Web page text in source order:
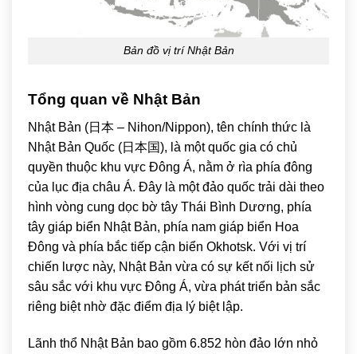
Bản đồ vị trí Nhật Bản
Tổng quan về Nhật Bản
Nhật Bản (日本 – Nihon/Nippon), tên chính thức là
Nhật Bản Quốc (日本国), là một quốc gia có chủ
quyền thuộc khu vực Đông Á, nằm ở rìa phía đông
của lục địa châu Á. Đây là một đảo quốc trải dài theo
hình vòng cung dọc bờ tây Thái Bình Dương, phía
tây giáp biển Nhật Bản, phía nam giáp biển Hoa
Đông và phía bắc tiếp cận biển Okhotsk. Với vị trí
chiến lược này, Nhật Bản vừa có sự kết nối lịch sử
sâu sắc với khu vực Đông Á, vừa phát triển bản sắc
riêng biệt nhờ đặc điểm địa lý biệt lập.
Lãnh thổ Nhật Bản bao gồm 6.852 hòn đảo lớn nhỏ